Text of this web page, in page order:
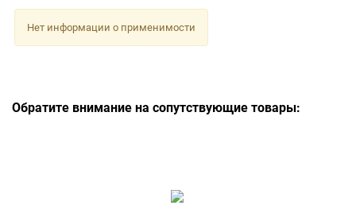
Нет информации о применимости
Обратите внимание на сопутствующие товары: